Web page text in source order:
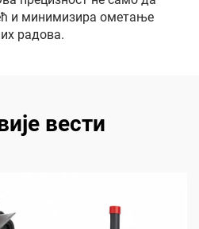
и минимизира ометање
радова.
вести